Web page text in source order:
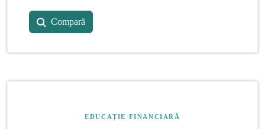
Compară
EDUCAȚIE FINANCIARĂ